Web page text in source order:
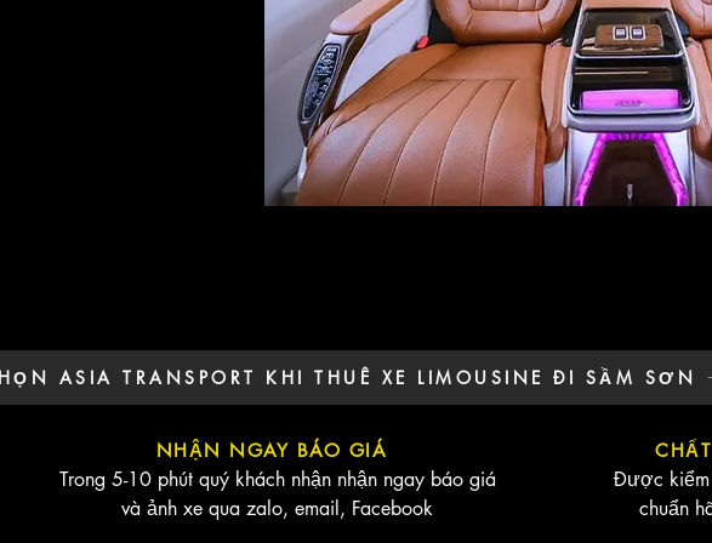
ASIA TRANSPORT KHI THUÊ XE LIMOUSINE ĐI SẦM SƠN
NHẬN NGAY BÁO GIÁ
Trong 5-10 phút quý khách nhận nhận ngay báo giá
và ảnh xe qua zalo, email, Facebook
Được
chuẩn